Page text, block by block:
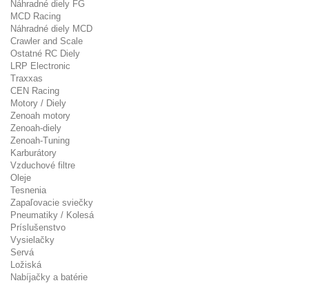
Náhradné diely FG
MCD Racing
Náhradné diely MCD
Crawler and Scale
Ostatné RC Diely
LRP Electronic
Traxxas
CEN Racing
Motory / Diely
Zenoah motory
Zenoah-diely
Zenoah-Tuning
Karburátory
Vzduchové filtre
Oleje
Tesnenia
Zapaľovacie sviečky
Pneumatiky / Kolesá
Príslušenstvo
Vysielačky
Servá
Ložiská
Nabíjačky a batérie